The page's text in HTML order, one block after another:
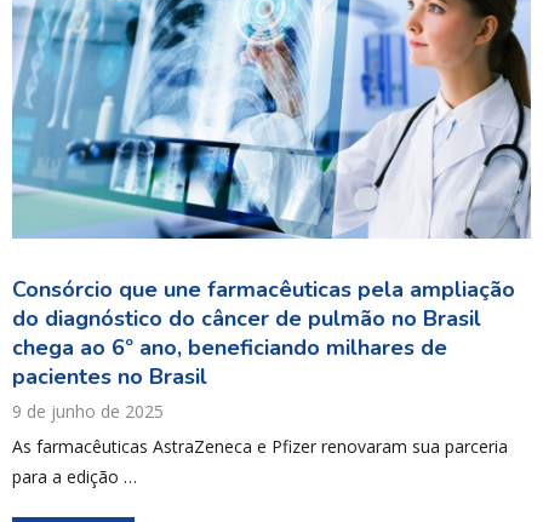
Consórcio que une farmacêuticas pela ampliação
do diagnóstico do câncer de pulmão no Brasil
chega ao 6º ano, beneficiando milhares de
pacientes no Brasil
9 de junho de 2025
As farmacêuticas AstraZeneca e Pfizer renovaram sua parceria
para a edição …